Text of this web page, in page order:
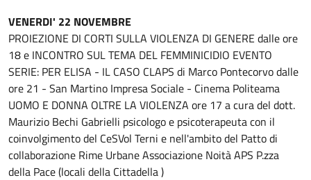
VENERDI' 22 NOVEMBRE
PROIEZIONE DI CORTI SULLA VIOLENZA DI GENERE dalle ore
18 e INCONTRO SUL TEMA DEL FEMMINICIDIO EVENTO
SERIE: PER ELISA - IL CASO CLAPS di Marco Pontecorvo dalle
ore 21 - San Martino Impresa Sociale - Cinema Politeama
UOMO E DONNA OLTRE LA VIOLENZA ore 17 a cura del dott.
Maurizio Bechi Gabrielli psicologo e psicoterapeuta con il
coinvolgimento del CeSVol Terni e nell'ambito del Patto di
collaborazione Rime Urbane Associazione Noità APS P.zza
della Pace (locali della Cittadella )